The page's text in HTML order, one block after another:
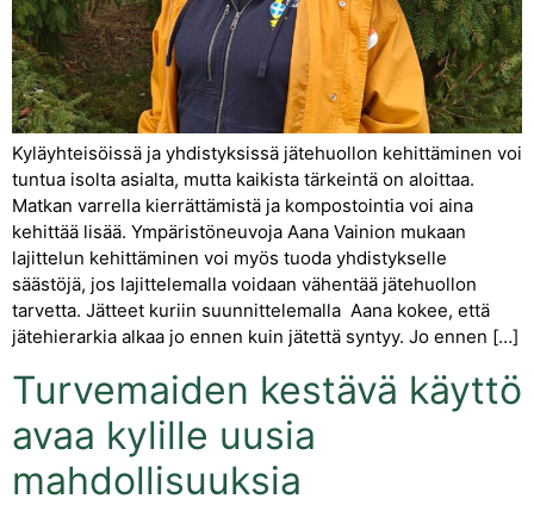
Kyläyhteisöissä ja yhdistyksissä jätehuollon kehittäminen voi
tuntua isolta asialta, mutta kaikista tärkeintä on aloittaa.
Matkan varrella kierrättämistä ja kompostointia voi aina
kehittää lisää. Ympäristöneuvoja Aana Vainion mukaan
lajittelun kehittäminen voi myös tuoda yhdistykselle
säästöjä, jos lajittelemalla voidaan vähentää jätehuollon
tarvetta. Jätteet kuriin suunnittelemalla Aana kokee, että
jätehierarkia alkaa jo ennen kuin jätettä syntyy. Jo ennen […]
Turvemaiden kestävä käyttö
avaa kylille uusia
mahdollisuuksia